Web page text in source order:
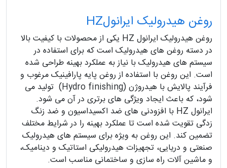
روغن هیدرولیک ایرانولHZ
روغن هیدرولیک ایرانول HZ یکی از محصولات با کیفیت بالا
در دسته روغن های هیدرولیک است که برای استفاده در
سیستم های هیدرولیک با نیاز به عملکرد بهینه طراحی شده
است. این روغن با استفاده از روغن پایه پارافینیک مرغوب و
فرآیند پالایش با هیدروژن (Hydro finishing) تولید می
شود، که باعث ایجاد ویژگی های برتری در آن می شود.
ایرانول HZ با افزودنی های ضد اکسیداسیون و ضد زنگ
زدگی تقویت شده است تا عملکرد بهینه را در شرایط مختلف
تضمین کند. این روغن به ویژه برای سیستم های هیدرولیک
صنعتی و دریایی، تجهیزات هیدرولیکی استاتیک و دینامیک،
و ماشین آلات راه سازی و ساختمانی مناسب است.